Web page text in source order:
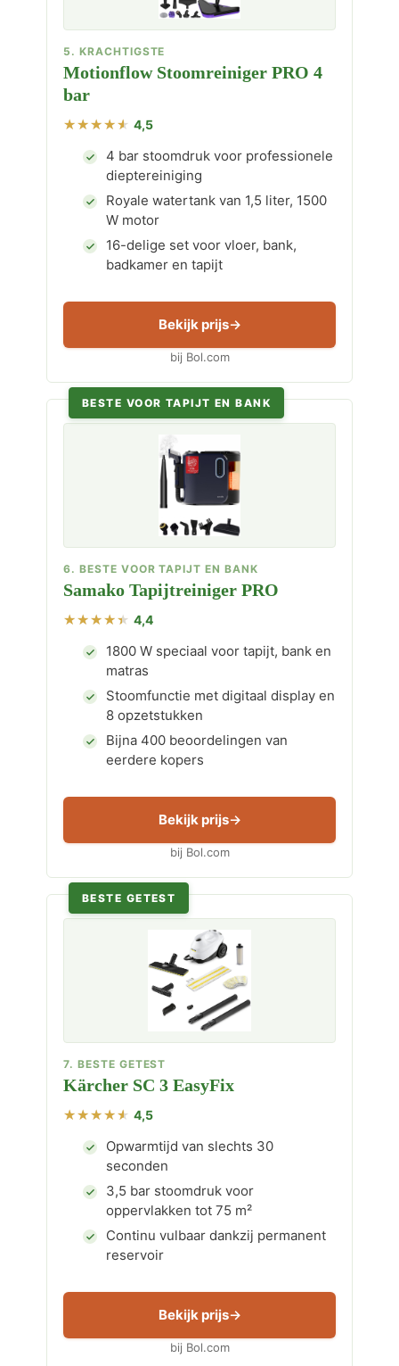
5. KRACHTIGSTE
Motionflow Stoomreiniger PRO 4
bar
4,5
4 bar stoomdruk voor professionele
dieptereiniging
Royale watertank van 1,5 liter, 1500
W motor
16-delige set voor vloer, bank,
badkamer en tapijt
Bekijk prijs
bij Bol.com
BESTE VOOR TAPIJT EN BANK
6. BESTE VOOR TAPIJT EN BANK
Samako Tapijtreiniger PRO
4,4
1800 W speciaal voor tapijt, bank en
matras
Stoomfunctie met digitaal display en
8 opzetstukken
Bijna 400 beoordelingen van
eerdere kopers
Bekijk prijs
bij Bol.com
BESTE GETEST
7. BESTE GETEST
Kärcher SC 3 EasyFix
4,5
Opwarmtijd van slechts 30
seconden
3,5 bar stoomdruk voor
oppervlakken tot 75 m²
Continu vulbaar dankzij permanent
reservoir
Bekijk prijs
bij Bol.com